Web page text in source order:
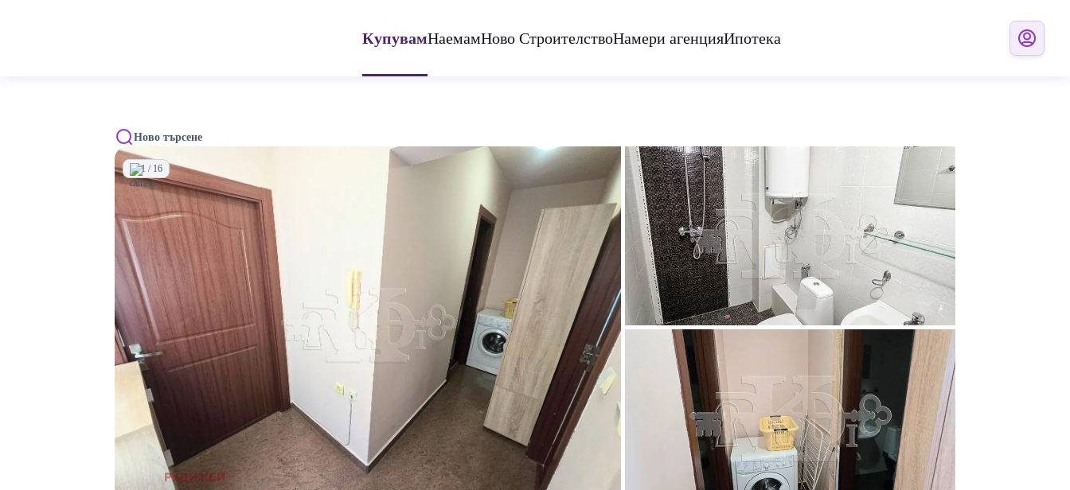
КупувамНаемамНово СтроителствоНамери агенцияИпотека
Ново търсене
1 / 16